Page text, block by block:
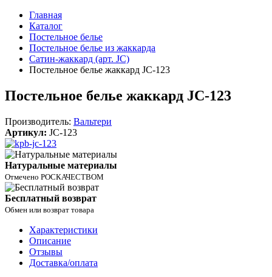
Главная
Каталог
Постельное белье
Постельное белье из жаккарда
Сатин-жаккард (арт. JC)
Постельное белье жаккард JC-123
Постельное белье жаккард JC-123
Производитель: Вальтери
Артикул: JC-123
Натуральные материалы
Отмечено РОСКАЧЕСТВОМ
Бесплатный возврат
Обмен или возврат товара
Характеристики
Описание
Отзывы
Доставка/оплата